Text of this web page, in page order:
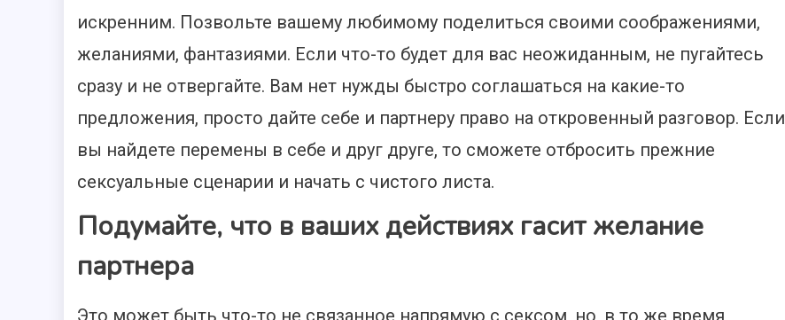
искренним. Позвольте вашему любимому поделиться своими соображениями,
желаниями, фантазиями. Если что-то будет для вас неожиданным, не пугайтесь
сразу и не отвергайте. Вам нет нужды быстро соглашаться на какие-то
предложения, просто дайте себе и партнеру право на откровенный разговор. Если
вы найдете перемены в себе и друг друге, то сможете отбросить прежние
сексуальные сценарии и начать с чистого листа.
Подумайте, что в ваших действиях гасит желание
партнера
Это может быть что-то не связанное напрямую с сексом, но, в то же время,